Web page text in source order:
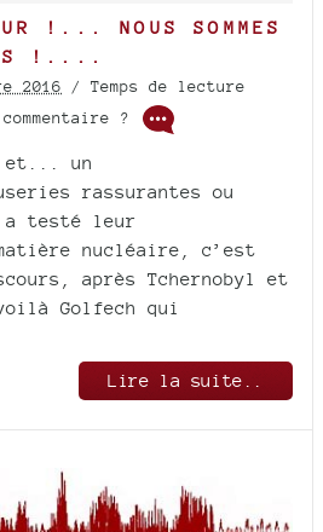
!... NOUS SOMMES
!....
2016 / Temps de lecture
?
et... un
rassurantes ou
a testé leur
nucléaire, c’est
après Tchernobyl et
Golfech qui
Lire la suite..